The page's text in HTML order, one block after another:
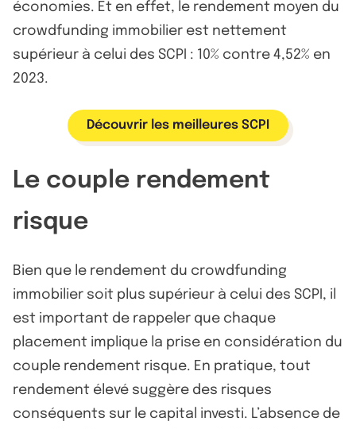
économies. Et en effet, le rendement moyen du
crowdfunding immobilier est nettement
supérieur à celui des SCPI : 10% contre 4,52% en
2023.
Découvrir les meilleures SCPI
Le couple rendement
risque
Bien que le rendement du crowdfunding
immobilier soit plus supérieur à celui des SCPI, il
est important de rappeler que chaque
placement implique la prise en considération du
couple rendement risque. En pratique, tout
rendement élevé suggère des risques
conséquents sur le capital investi. L’absence de